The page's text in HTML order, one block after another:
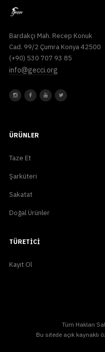
Bardakçı Mah. Recep Konuk
Cad. 99/2 Çumra Konya 42500
(+90) 530 707 93 85
info@gecci.org
ÜRÜNLER
Taze Et
Şarküteri
Sakatat
Doğal Ürünler
TÜRETICI
Kayıt Ol
Tüm Hakları
Bu sitede açık kaynaklı